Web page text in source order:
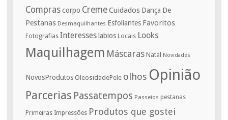
Comprascorpo CremeCuidados Dança De
Pestanas Desmaquilhantes Esfoliantes Favoritos
Fotografias Interesses labios Locais Looks
Maquilhagem Máscaras Natal Novidades
NovosProdutos OleosidadePele olhos Opinião
Parcerias Passatempos Passeios pestanas
Primeiras Impressões Produtos que gostei